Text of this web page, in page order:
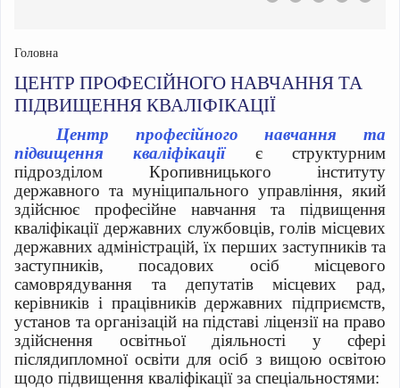
Головна
ЦЕНТР ПРОФЕСІЙНОГО НАВЧАННЯ ТА
ПІДВИЩЕННЯ КВАЛІФІКАЦІЇ
Центр професійного навчання та
підвищення кваліфікаціїє структурним
підрозділом Кропивницького інституту
державного та муніципального управління, який
здійснює професійне навчання та підвищення
кваліфікації державних службовців, голів місцевих
державних адміністрацій, їх перших заступників та
заступників, посадових осіб місцевого
самоврядування та депутатів місцевих рад,
керівників і працівників державних підприємств,
установ та організацій на підставі ліцензії на право
здійснення освітньої діяльності у сфері
післядипломної освіти для осіб з вищою освітою
щодо підвищення кваліфікації за спеціальностями: